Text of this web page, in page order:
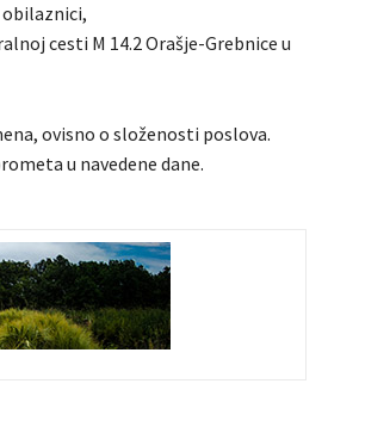
obilaznici,
cesti M 14.2 Orašje-Grebnice u
ovisno o složenosti poslova.
u navedene dane.